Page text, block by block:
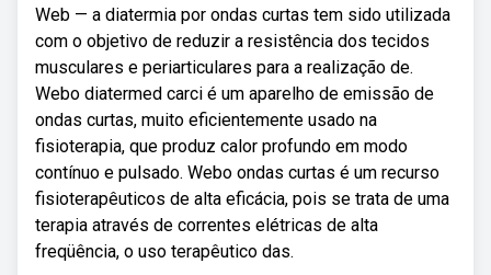
Web — a diatermia por ondas curtas tem sido utilizada
com o objetivo de reduzir a resistência dos tecidos
musculares e periarticulares para a realização de.
Webo diatermed carci é um aparelho de emissão de
ondas curtas, muito eficientemente usado na
fisioterapia, que produz calor profundo em modo
contínuo e pulsado. Webo ondas curtas é um recurso
fisioterapêuticos de alta eficácia, pois se trata de uma
terapia através de correntes elétricas de alta
freqüência, o uso terapêutico das.